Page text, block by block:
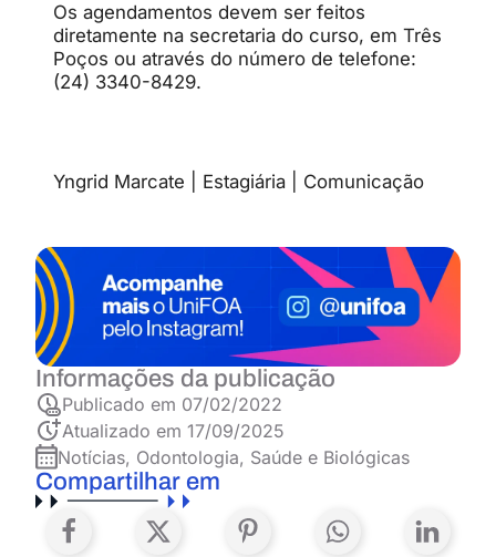
Os agendamentos devem ser feitos
diretamente na secretaria do curso, em Três
Poços ou através do número de telefone:
(24) 3340-8429.
Yngrid Marcate | Estagiária | Comunicação
Informações da publicação
Publicado em 07/02/2022
Atualizado em 17/09/2025
Notícias, Odontologia, Saúde e Biológicas
Compartilhar em